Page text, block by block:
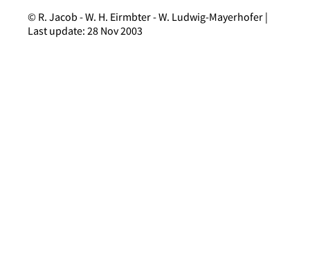
© R. Jacob - W. H. Eirmbter - W. Ludwig-Mayerhofer |
Last update: 28 Nov 2003